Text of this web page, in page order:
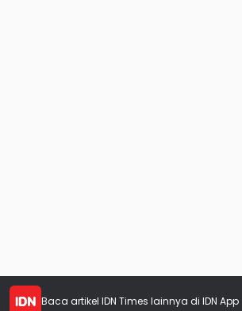
Baca artikel IDN Times lainnya di IDN App